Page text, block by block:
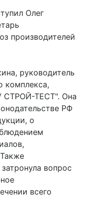
Олег
производителей
руководитель
комплекса,
СТРОЙ-ТЕСТ". Она
РФ
о
вопрос
всего